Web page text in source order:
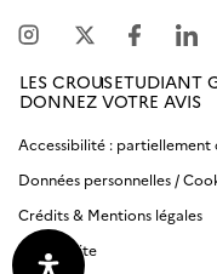
Avignon
Amiens
Antilles
Guyane
LES CROUSETUDIANT
DONNEZ VOTRE AVIS
Accessibilité :
Données personnelles /
Crédits & Mentions légales
Plan du site